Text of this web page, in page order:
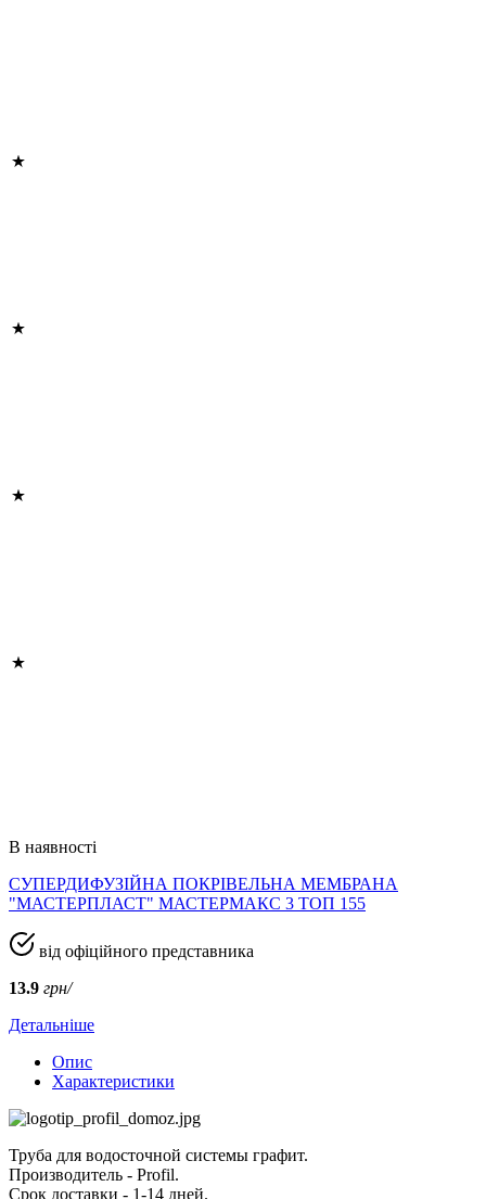
В наявності
СУПЕРДИФУЗІЙНА ПОКРІВЕЛЬНА МЕМБРАНА
"МАСТЕРПЛАСТ" МАСТЕРМАКС 3 ТОП 155
від офіційного представника
13.9 грн/
Детальніше
Опис
Характеристики
Труба для водосточной системы графит.
Производитель - Profil.
Срок доставки - 1-14 дней.